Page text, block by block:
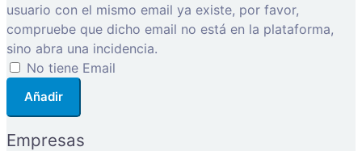
usuario con el mismo email ya existe, por favor,
compruebe que dicho email no está en la plataforma,
sino abra una incidencia.
No tiene Email
Añadir
Empresas